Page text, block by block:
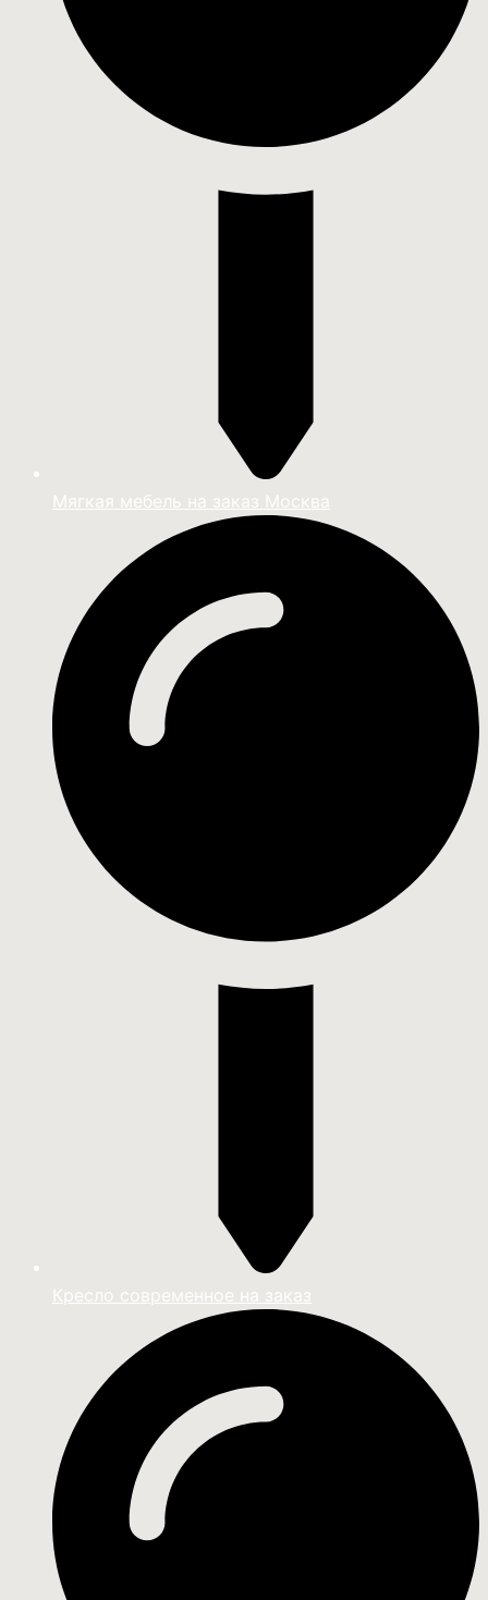
Мягкая мебель на заказ Москва
Кресло современное на заказ